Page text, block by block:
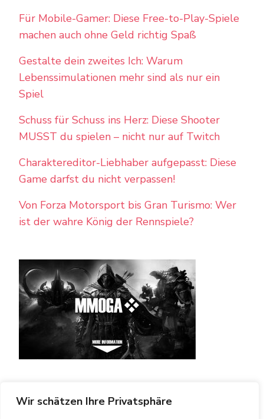
Wir schätzen Ihre Privatsphäre
Für Mobile-Gamer: Diese Free-to-Play-Spiele
machen auch ohne Geld richtig Spaß
Gestalte dein zweites Ich: Warum
Lebenssimulationen mehr sind als nur ein
Spiel
Schuss für Schuss ins Herz: Diese Shooter
MUSST du spielen – nicht nur auf Twitch
Charaktereditor-Liebhaber aufgepasst: Diese
Game darfst du nicht verpassen!
Von Forza Motorsport bis Gran Turismo: Wer
ist der wahre König der Rennspiele?